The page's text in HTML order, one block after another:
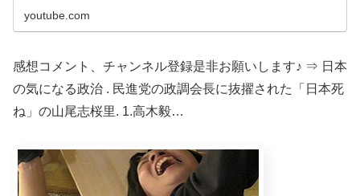
youtube.com
感想コメント、チャンネル登録是非お願いします♪ ⇒ 日本
の気になる政治 . 民進党の政調会長に抜擢された「日本死
ね」の山尾志桜里. 1.高木毅…